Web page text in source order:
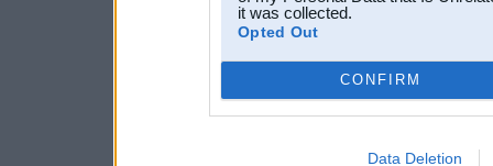
it was collected.
Opted Out
CONFIRM
Data Deletion